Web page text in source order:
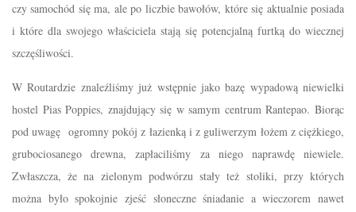
czy samochód się ma, ale po liczbie bawołów, które się aktualnie posiada
i które dla swojego właściciela stają się potencjalną furtką do wiecznej
szczęśliwości.
W Routardzie znaleźliśmy już wstępnie jako bazę wypadową niewielki
hostel Pias Poppies, znajdujący się w samym centrum Rantepao. Biorąc
pod uwagę ogromny pokój z łazienką i z guliwerzym łożem z ciężkiego,
grubociosanego drewna, zapłaciliśmy za niego naprawdę niewiele.
Zwłaszcza, że na zielonym podwórzu stały też stoliki, przy których
można było spokojnie zjeść słoneczne śniadanie a wieczorem nawet